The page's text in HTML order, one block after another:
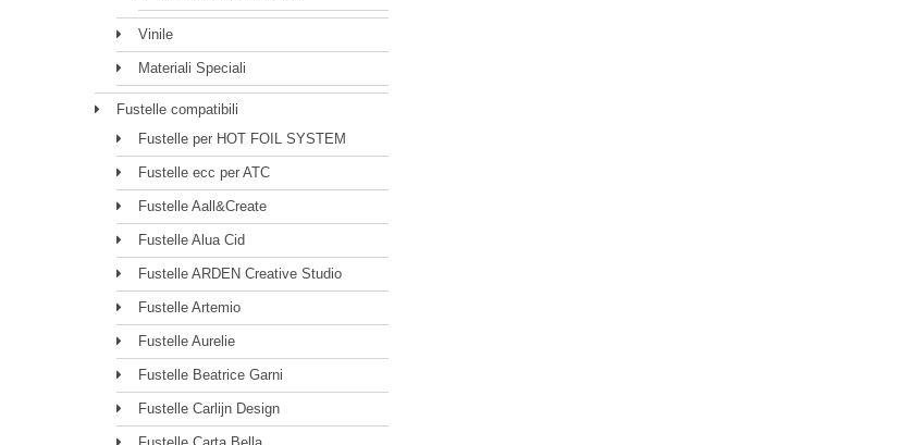
Vinile
Materiali Speciali
Fustelle compatibili
Fustelle per HOT FOIL SYSTEM
Fustelle ecc per ATC
Fustelle Aall&Create
Fustelle Alua Cid
Fustelle ARDEN Creative Studio
Fustelle Artemio
Fustelle Aurelie
Fustelle Beatrice Garni
Fustelle Carlijn Design